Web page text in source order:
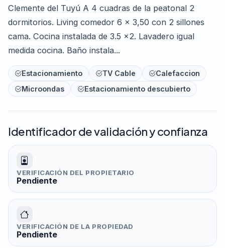
Clemente del Tuyú A 4 cuadras de la peatonal 2
dormitorios. Living comedor 6 x 3,50 con 2 sillones
cama. Cocina instalada de 3.5 x2. Lavadero igual
medida cocina. Baño instala...
Estacionamiento TV Cable
Calefaccion
Microondas
Estacionamiento descubierto
Identificador de validación y confianza
VERIFICACIÓN DEL PROPIETARIO
Pendiente
VERIFICACIÓN DE LA PROPIEDAD
Pendiente